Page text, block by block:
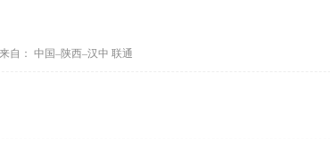
来自： 中国–陕西–汉中 联通